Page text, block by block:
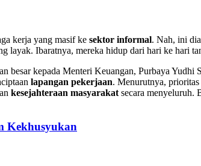
kerja yang masif ke sektor informal. Nah, ini
layak. Ibaratnya, mereka hidup dari hari ke hari
kepada Menteri Keuangan, Purbaya Yudhi
lapangan pekerjaan. Menurutnya, prioritas
kesejahteraan masyarakat secara menyeluruh.
Kekhusyukan